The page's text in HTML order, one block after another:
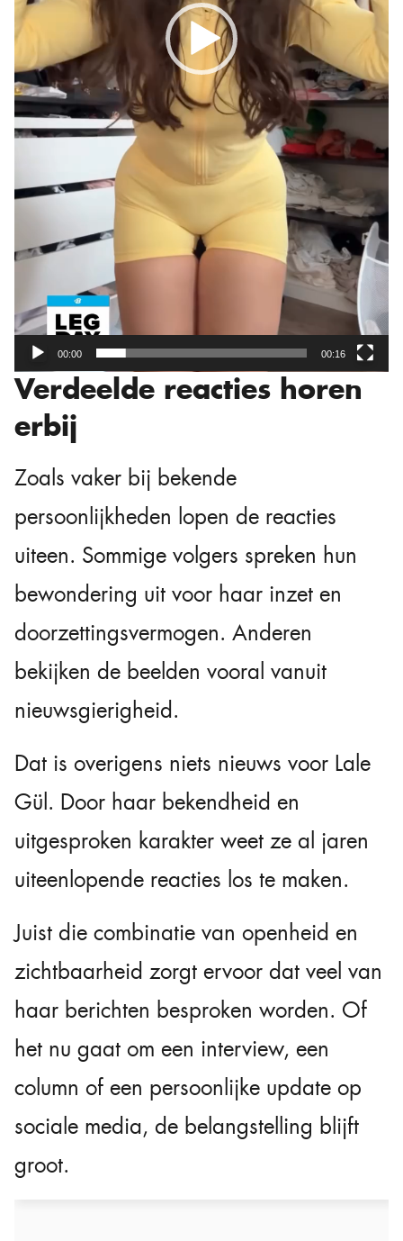
00:00 00:16
Verdeelde reacties horen
erbij
Zoals vaker bij bekende
persoonlijkheden lopen de reacties
uiteen. Sommige volgers spreken hun
bewondering uit voor haar inzet en
doorzettingsvermogen. Anderen
bekijken de beelden vooral vanuit
nieuwsgierigheid.
Dat is overigens niets nieuws voor Lale
Gül. Door haar bekendheid en
uitgesproken karakter weet ze al jaren
uiteenlopende reacties los te maken.
Juist die combinatie van openheid en
zichtbaarheid zorgt ervoor dat veel van
haar berichten besproken worden. Of
het nu gaat om een interview, een
column of een persoonlijke update op
sociale media, de belangstelling blijft
groot.